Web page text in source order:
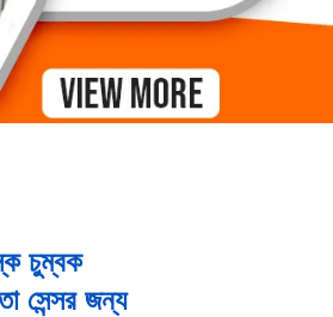
চুম্বক
সেন্সর জন্য